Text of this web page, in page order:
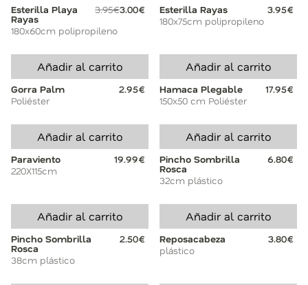
Esterilla Playa
Rayas
3.95€3.00€
180x60cm polipropileno
Esterilla Rayas
3.95€
180x75cm polipropileno
Añadir al carrito
Gorra Palm
2.95€
Poliéster
Añadir al carrito
Hamaca Plegable
17.95€
150x50 cm Poliéster
Añadir al carrito
Paraviento
19.99€
220X115cm
Añadir al carrito
Pincho Sombrilla
Rosca
6.80€
32cm plástico
Añadir al carrito
Pincho Sombrilla
Rosca
2.50€
38cm plástico
Añadir al carrito
Reposacabeza
3.80€
plástico